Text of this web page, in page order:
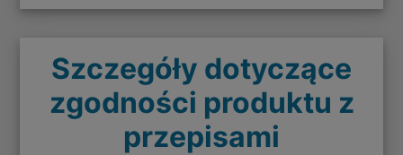
Szczegóły dotyczące
zgodności produktu z
przepisami